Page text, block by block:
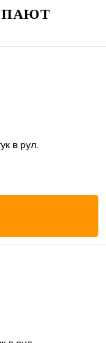
в рул.